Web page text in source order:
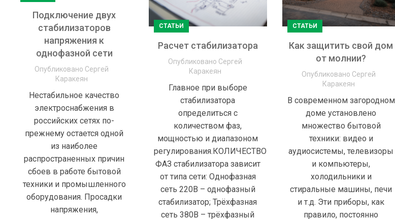
Подключение двух
стабилизаторов
напряжения к
однофазной сети
Опубликовано Сергей
Каракеян
Нестабильное качество
электроснабжения в
российских сетях по-
прежнему остается одной
из наиболее
распространенных причин
сбоев в работе бытовой
техники и промышленного
оборудования. Просадки
напряжения,
СТАТЬИ
Расчет стабилизатора
Опубликовано Сергей
Каракеян
Главное при выборе
стабилизатора
определиться с
количеством фаз,
мощностью и диапазоном
регулирования.КОЛИЧЕСТВО
ФАЗ стабилизатора зависит
от типа сети: Однофазная
сеть 220В – однофазный
стабилизатор; Трёхфазная
сеть 380В – трёхфазный
СТАТЬИ
Как защитить свой дом
от молнии?
Опубликовано Сергей
Каракеян
В современном загородном
доме установлено
множество бытовой
техники: видео и
аудиосистемы, телевизоры
и компьютеры,
холодильники и
стиральные машины, печи
и т.д. Эти приборы, как
правило, постоянно